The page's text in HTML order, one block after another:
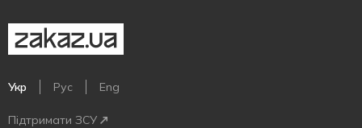
Укр Рус Eng
Підтримати ЗСУ